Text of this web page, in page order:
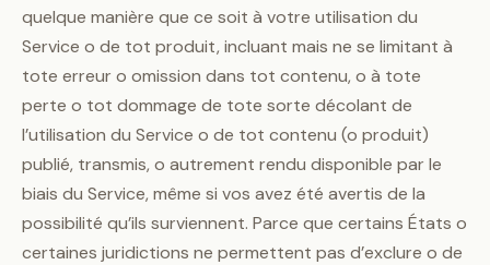
quelque manière que ce soit à votre utilisation du
Service o de tot produit, incluant mais ne se limitant à
tote erreur o omission dans tot contenu, o à tote
perte o tot dommage de tote sorte décolant de
l’utilisation du Service o de tot contenu (o produit)
publié, transmis, o autrement rendu disponible par le
biais du Service, même si vos avez été avertis de la
possibilité qu’ils surviennent. Parce que certains États o
certaines juridictions ne permettent pas d’exclure o de